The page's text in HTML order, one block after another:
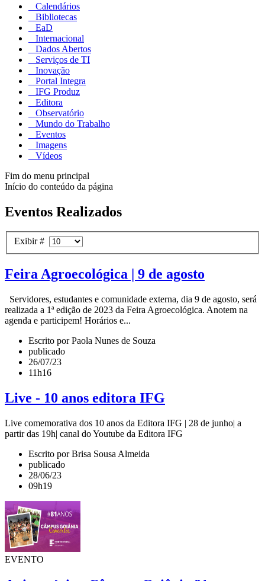
Calendários
Bibliotecas
EaD
Internacional
Dados Abertos
Serviços de TI
Inovação
Portal Integra
IFG Produz
Editora
Observatório
Mundo do Trabalho
Eventos
Imagens
Vídeos
Fim do menu principal
Início do conteúdo da página
Eventos Realizados
Exibir #
Feira Agroecológica | 9 de agosto
Servidores, estudantes e comunidade externa, dia 9 de agosto, será
realizada a 1ª edição de 2023 da Feira Agroecológica. Anotem na
agenda e participem! Horários e...
Escrito por Paola Nunes de Souza
publicado
26/07/23
11h16
Live - 10 anos editora IFG
Live comemorativa dos 10 anos da Editora IFG | 28 de junho| a
partir das 19h| canal do Youtube da Editora IFG
Escrito por Brisa Sousa Almeida
publicado
28/06/23
09h19
EVENTO